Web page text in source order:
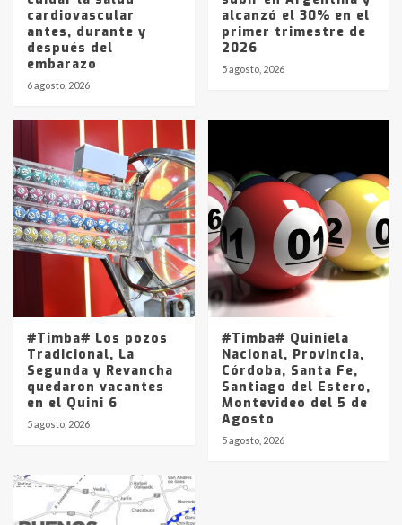
cardiovascular
antes, durante y
después del
embarazo
6 agosto, 2026
alcanzó el 30% en el
primer trimestre de
2026
5 agosto, 2026
#Timba# Los pozos
Tradicional, La
Segunda y Revancha
quedaron vacantes
en el Quini 6
5 agosto, 2026
#Timba# Quiniela
Nacional, Provincia,
Córdoba, Santa Fe,
Santiago del Estero,
Montevideo del 5 de
Agosto
5 agosto, 2026